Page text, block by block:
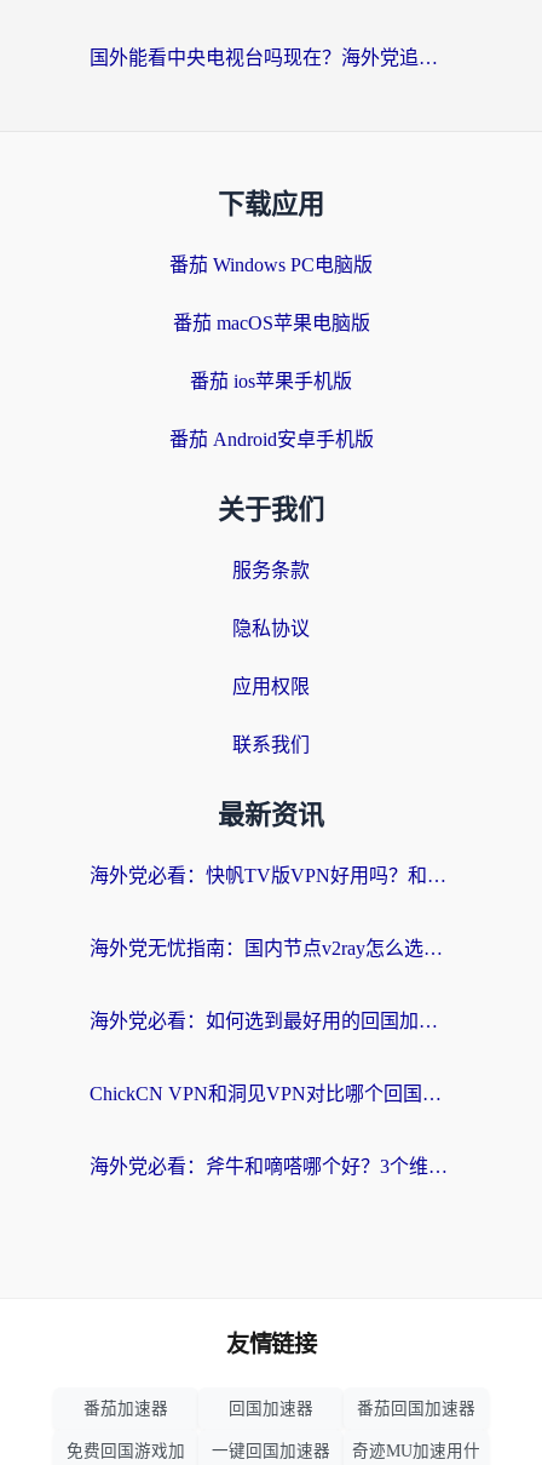
国外能看中央电视台吗现在？海外党追剧看央视的实用指南
下载应用
番茄 Windows PC电脑版
番茄 macOS苹果电脑版
番茄 ios苹果手机版
番茄 Android安卓手机版
关于我们
服务条款
隐私协议
应用权限
联系我们
最新资讯
海外党必看：快帆TV版VPN好用吗？和快游VPN对比哪个回国效果更好？附实用避坑指南
海外党无忧指南：国内节点v2ray怎么选？一键回国VPN+多场景实测帮你避坑
海外党必看：如何选到最好用的回国加速器？从节点到售后的全维度指南
ChickCN VPN和洞见VPN对比哪个回国效果更好？海外党亲测3款加速器+避坑指南
海外党必看：斧牛和嘀嗒哪个好？3个维度教你选对回国加速器
友情链接
番茄加速器 回国加速器 番茄回国加速器
免费回国游戏加 一键回国加速器 奇迹MU加速用什